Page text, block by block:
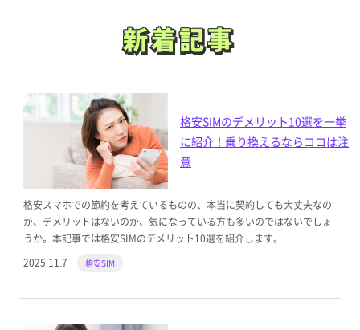
新着記事
新着記事
格安SIMのデメリット10選を一挙
に紹介！乗り換えるならココは注
意
格安スマホでの節約を考えているものの、本当に契約しても大丈夫なの
か、デメリットはないのか、気になっている方も多いのではないでしょ
うか。本記事では格安SIMのデメリット10選を紹介します。
2025.11.7
格安SIM